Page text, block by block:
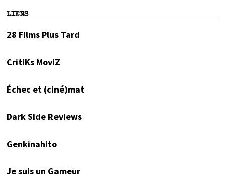
LIENS
28 Films Plus Tard
CritiKs MoviZ
Échec et (ciné)mat
Dark Side Reviews
Genkinahito
Je suis un Gameur